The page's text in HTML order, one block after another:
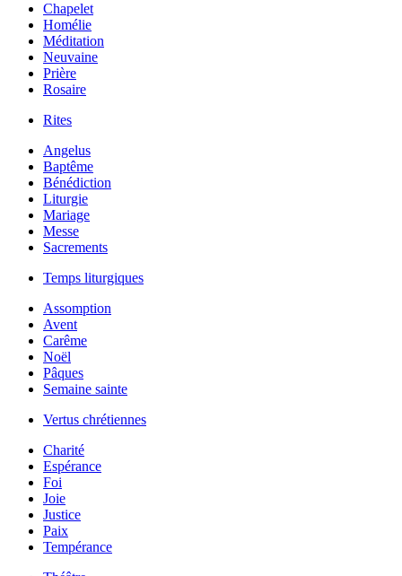
Chapelet
Homélie
Méditation
Neuvaine
Prière
Rosaire
Rites
Angelus
Baptême
Bénédiction
Liturgie
Mariage
Messe
Sacrements
Temps liturgiques
Assomption
Avent
Carême
Noël
Pâques
Semaine sainte
Vertus chrétiennes
Charité
Espérance
Foi
Joie
Justice
Paix
Tempérance